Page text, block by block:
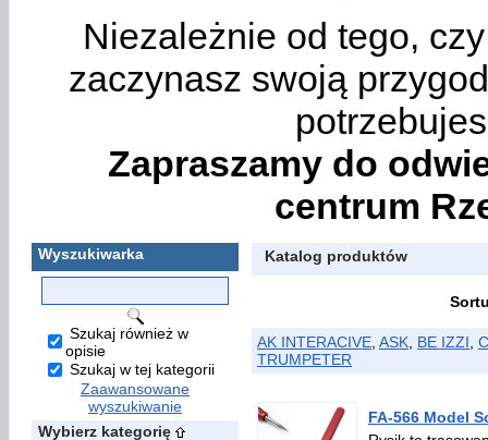
Niezależnie od tego,
zaczynasz swoją
Zapraszamy do
centrum
Wyszukiwarka
Szukaj również w
opisie
Szukaj w tej kategorii
Zaawansowane
wyszukiwanie
Wybierz kategorię
Katalog produktów
AK INTERACIVE ASK BE IZZI
TRUMPETER
FA-566 Model